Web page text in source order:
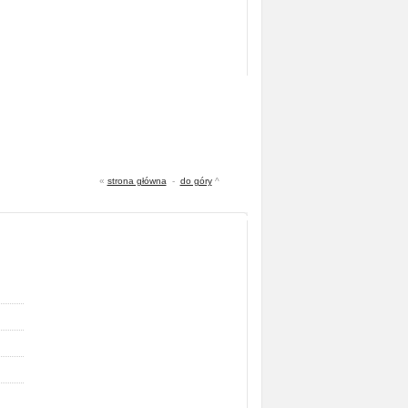
« strona główna - do góry^